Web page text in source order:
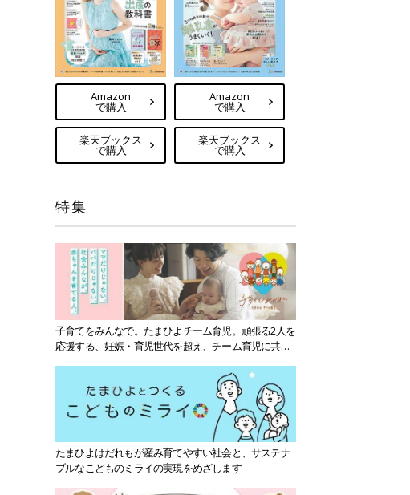
Amazon
で購入
楽天ブックス
で購入
Amazon
で購入
楽天ブックス
で購入
特集
子育てをみんなで。たまひよチーム育児。頑張る2人を
応援する、妊娠・育児世代を超え、チーム育児に共感
たまひよはだれもが産み育てやすい社会と、サステナ
ブルなこどものミライの実現をめざします